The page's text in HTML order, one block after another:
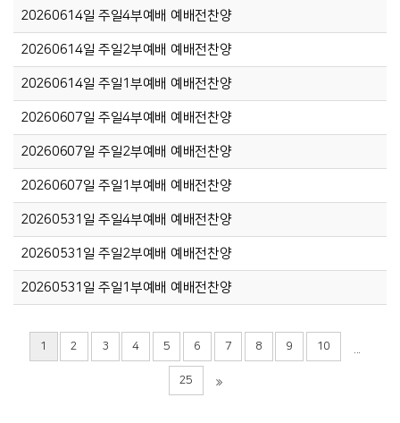
20260614일 주일4부예배 예배전찬양
20260614일 주일2부예배 예배전찬양
20260614일 주일1부예배 예배전찬양
20260607일 주일4부예배 예배전찬양
20260607일 주일2부예배 예배전찬양
20260607일 주일1부예배 예배전찬양
20260531일 주일4부예배 예배전찬양
20260531일 주일2부예배 예배전찬양
20260531일 주일1부예배 예배전찬양
1 2 3 4 5 6 7 8 9 10
25